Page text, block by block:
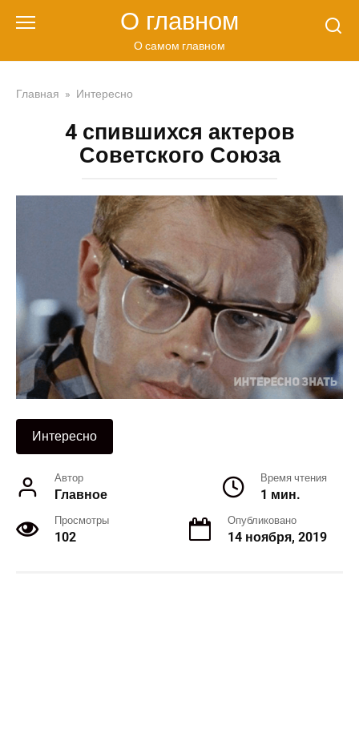
О главном
О самом главном
Главная » Интересно
4 спившихся актеров
Советского Союза
Интересно
Автор
Главное
Время чтения
1 мин.
Просмотры
102
Опубликовано
14 ноября, 2019